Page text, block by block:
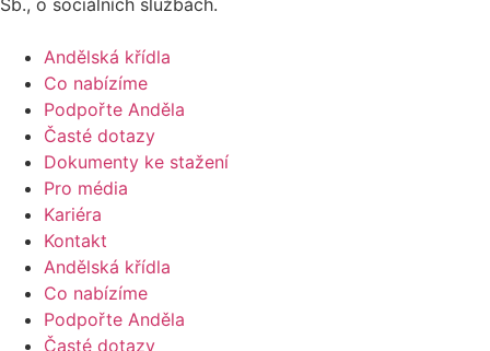
Andělská křídla
Co nabízíme
Podpořte Anděla
Časté dotazy
Dokumenty ke stažení
Pro média
Kariéra
Kontakt
Andělská křídla
Co nabízíme
Podpořte Anděla
Časté dotazy